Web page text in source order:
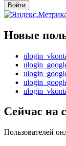
Новые
Сейчас на
Пользователей